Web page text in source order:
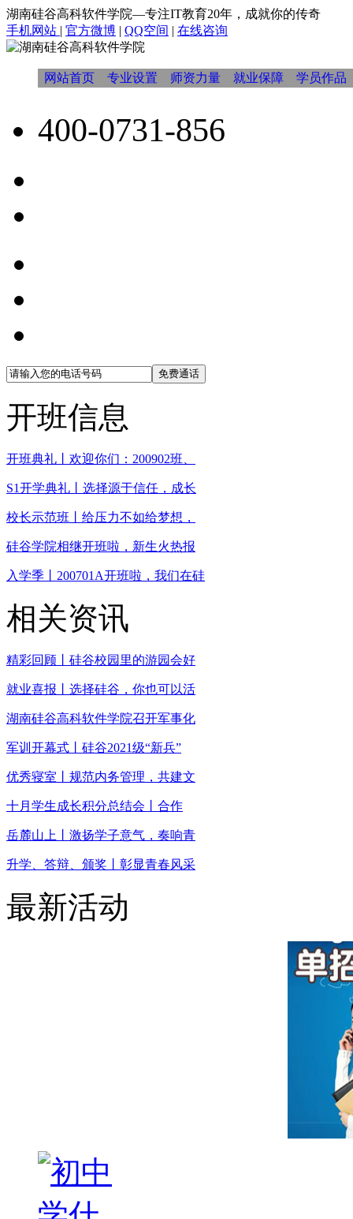
湖南硅谷高科软件学院—专注IT教育20年，成就你的传奇
手机网站 | 官方微博 | QQ空间 | 在线咨询
网站首页 专业设置 师资力量 就业保障 学员作品
400-0731-856
免费通话
开班信息
开班典礼丨欢迎你们：200902班、
S1开学典礼丨选择源于信任，成长
校长示范班丨给压力不如给梦想，
硅谷学院相继开班啦，新生火热报
入学季丨200701A开班啦，我们在硅
相关资讯
精彩回顾丨硅谷校园里的游园会好
就业喜报丨选择硅谷，你也可以活
湖南硅谷高科软件学院召开军事化
军训开幕式丨硅谷2021级“新兵”
优秀寝室丨规范内务管理，共建文
十月学生成长积分总结会丨合作
岳麓山上丨激扬学子意气，奏响青
升学、答辩、颁奖丨彰显青春风采
最新活动